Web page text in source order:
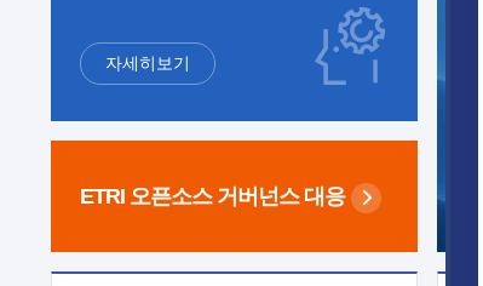
자세히보기
ETRI 오픈소스 거버넌스 대응